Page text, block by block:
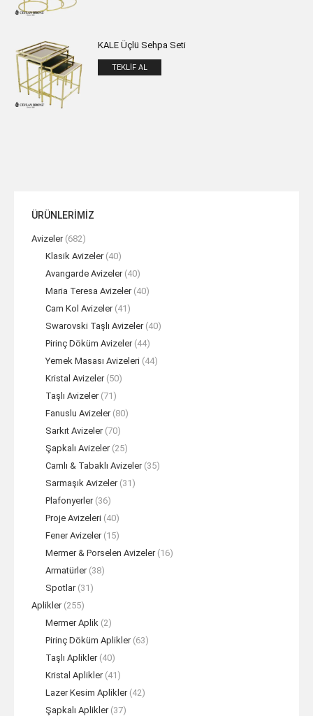
KALE Üçlü Sehpa Seti
TEKLIF AL
ÜRÜNLERİMİZ
Avizeler (682)
Klasik Avizeler (40)
Avangarde Avizeler (40)
Maria Teresa Avizeler (40)
Cam Kol Avizeler (41)
Swarovski Taşlı Avizeler (40)
Pirinç Döküm Avizeler (44)
Yemek Masası Avizeleri (44)
Kristal Avizeler (50)
Taşlı Avizeler (71)
Fanuslu Avizeler (80)
Sarkıt Avizeler (70)
Şapkalı Avizeler (25)
Camlı & Tabaklı Avizeler (35)
Sarmaşık Avizeler (31)
Plafonyerler (36)
Proje Avizeleri (40)
Fener Avizeler (15)
Mermer & Porselen Avizeler (16)
Armatürler (38)
Spotlar (31)
Aplikler (255)
Mermer Aplik (2)
Pirinç Döküm Aplikler (63)
Taşlı Aplikler (40)
Kristal Aplikler (41)
Lazer Kesim Aplikler (42)
Şapkalı Aplikler (37)